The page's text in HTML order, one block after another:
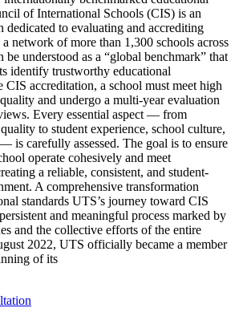
of International Schools (CIS) is an
dedicated to evaluating and accrediting
network of more than 1,300 schools across
understood as a “global benchmark” that
identify trustworthy educational
CIS accreditation, a school must meet high
and undergo a multi-year evaluation
Every essential aspect — from
to student experience, school culture,
is carefully assessed. The goal is to ensure
operate cohesively and meet
a reliable, consistent, and student-
A comprehensive transformation
standards UTS’s journey toward CIS
and meaningful process marked by
and the collective efforts of the entire
2022, UTS officially became a member
of its